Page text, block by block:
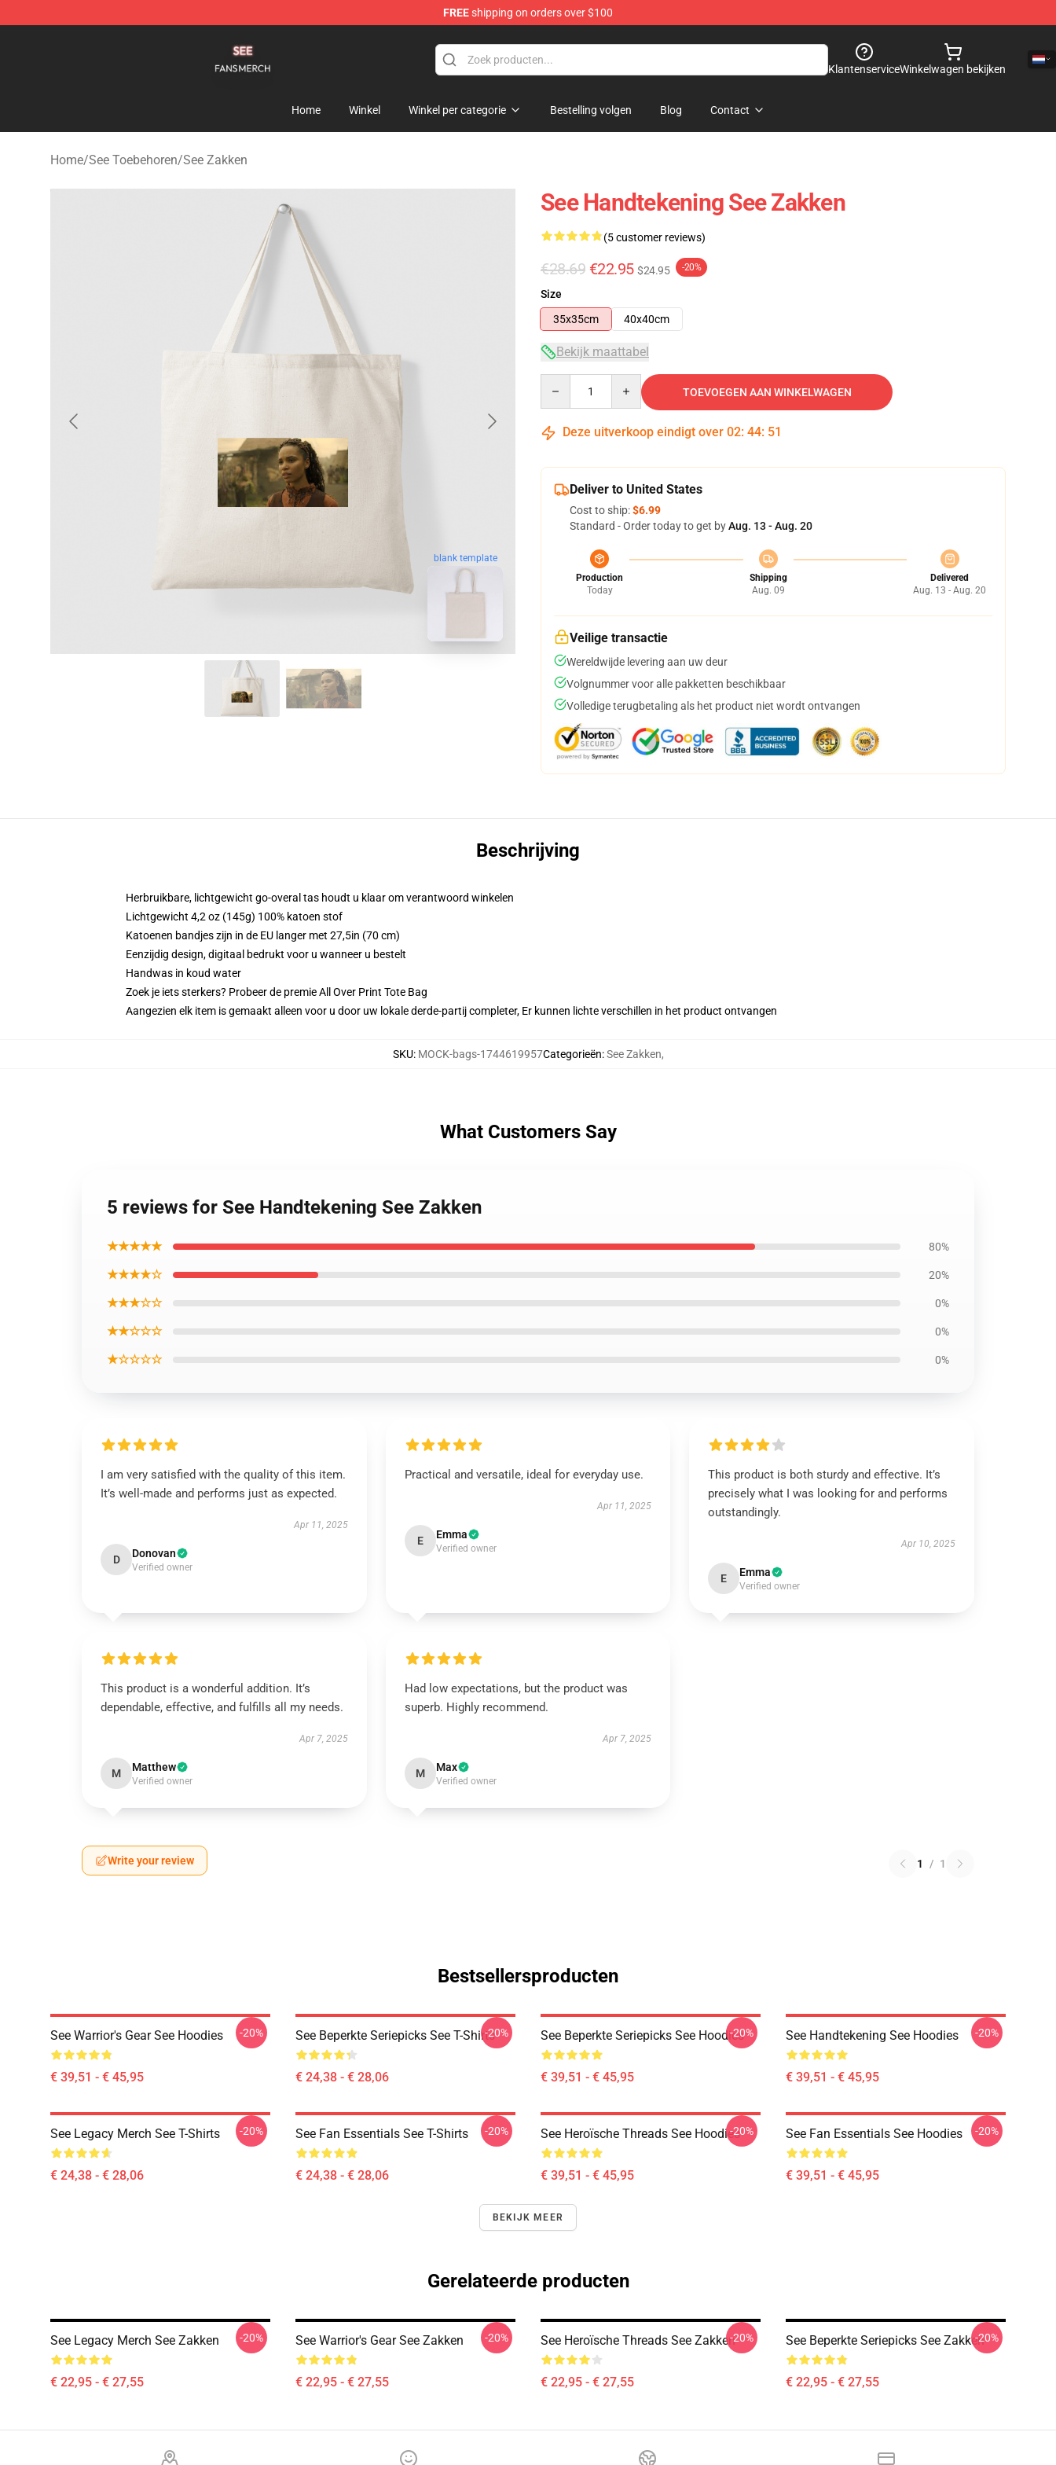
FREEshipping on orders over $100
KlantenserviceWinkelwagen bekijken
Home Winkel Winkel per categorie Bestelling volgen Blog Contact
Home/See Toebehoren/See Zakken
blank template
See Handtekening See Zakken
(5 customer reviews)
€28.69 €22.95 $24.95 -20%
Size
35x35cm
40x40cm
Bekijk maattabel
TOEVOEGEN AAN WINKELWAGEN
Deze uitverkoop eindigt over 02: 44: 50
Deliver to United States
Cost to ship:$6.99
Standard - Order today to get byAug. 13 - Aug. 20
Production
Today
Shipping
Aug. 09
Delivered
Aug. 13 - Aug. 20
Veilige transactie
Wereldwijde levering aan uw deur
Volgnummer voor alle pakketten beschikbaar
Volledige terugbetaling als het product niet wordt ontvangen
Beschrijving
Herbruikbare, lichtgewicht go-overal tas houdt u klaar om verantwoord winkelen
Lichtgewicht 4,2 oz (145g) 100% katoen stof
Katoenen bandjes zijn in de EU langer met 27,5in (70 cm)
Eenzijdig design, digitaal bedrukt voor u wanneer u bestelt
Handwas in koud water
Zoek je iets sterkers? Probeer de premie All Over Print Tote Bag
Aangezien elk item is gemaakt alleen voor u door uw lokale derde-partij completer, Er kunnen lichte verschillen in het product ontvangen
SKU: MOCK-bags-1744619957Categorieën:See Zakken,
What Customers Say
5 reviews for See Handtekening See Zakken
★★★★★ 80%
★★★★☆ 20%
★★★☆☆ 0%
★★☆☆☆ 0%
★☆☆☆☆ 0%
I am very satisfied with the quality of this item.
It’s well-made and performs just as expected.
Apr 11, 2025
D Donovan
Verified owner
Practical and versatile, ideal for everyday use.
Apr 11, 2025
E Emma
Verified owner
This product is both sturdy and effective. It’s
precisely what I was looking for and performs
outstandingly.
Apr 10, 2025
E Emma
Verified owner
This product is a wonderful addition. It’s
dependable, effective, and fulfills all my needs.
Apr 7, 2025
M Matthew
Verified owner
Had low expectations, but the product was
superb. Highly recommend.
Apr 7, 2025
M Max
Verified owner
Write your review 1 / 1
Bestsellersproducten
See Warrior's Gear See Hoodies
€ 39,51 - € 45,95
-20% See Beperkte Seriepicks See T-Shirts
€ 24,38 - € 28,06
-20% See Beperkte Seriepicks See Hoodies
€ 39,51 - € 45,95
-20% See Handtekening See Hoodies
€ 39,51 - € 45,95
-20%
See Legacy Merch See T-Shirts
€ 24,38 - € 28,06
-20% See Fan Essentials See T-Shirts
€ 24,38 - € 28,06
-20% See Heroïsche Threads See Hoodies
€ 39,51 - € 45,95
-20% See Fan Essentials See Hoodies
€ 39,51 - € 45,95
-20%
BEKIJK MEER
Gerelateerde producten
See Legacy Merch See Zakken
€ 22,95 - € 27,55
-20% See Warrior's Gear See Zakken
€ 22,95 - € 27,55
-20% See Heroïsche Threads See Zakken
€ 22,95 - € 27,55
-20% See Beperkte Seriepicks See Zakken
€ 22,95 - € 27,55
-20%